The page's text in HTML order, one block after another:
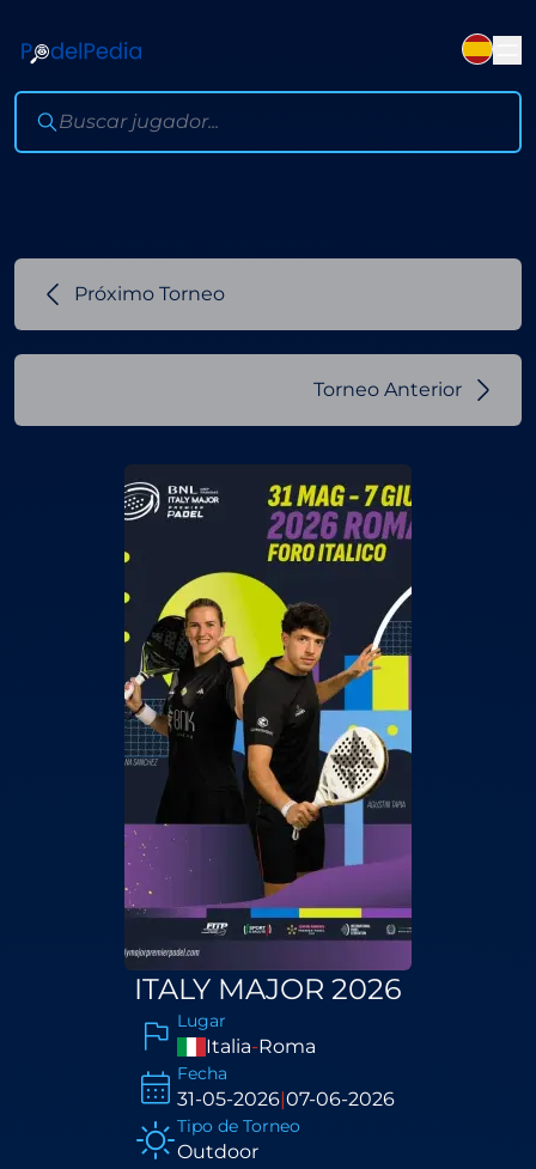
Próximo Torneo
Torneo Anterior
ITALY MAJOR 2026
Lugar
Italia-Roma
Fecha
31-05-2026|07-06-2026
Tipo de Torneo
Outdoor